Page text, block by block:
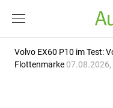
Volvo EX60 P10 im Test:
Flottenmarke 07.08.2026,